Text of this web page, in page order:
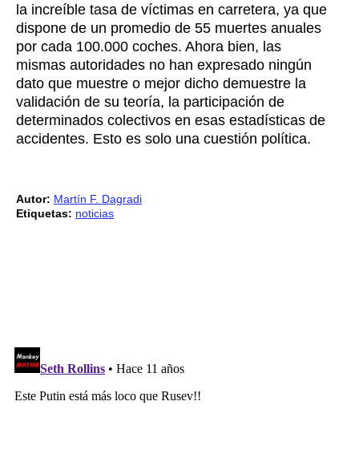
la increíble tasa de víctimas en carretera, ya que
dispone de un promedio de 55 muertes anuales
por cada 100.000 coches. Ahora bien, las
mismas autoridades no han expresado ningún
dato que muestre o mejor dicho demuestre la
validación de su teoría, la participación de
determinados colectivos en esas estadísticas de
accidentes. Esto es solo una cuestión política.
Autor: Martín F. Dagradi
Etiquetas: noticias